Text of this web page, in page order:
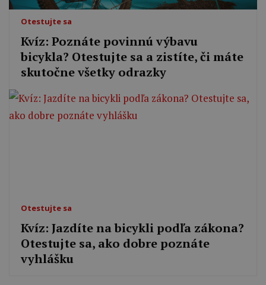
Otestujte sa
Kvíz: Poznáte povinnú výbavu
bicykla? Otestujte sa a zistíte, či máte
skutočne všetky odrazky
Otestujte sa
Kvíz: Jazdíte na bicykli podľa zákona?
Otestujte sa, ako dobre poznáte
vyhlášku